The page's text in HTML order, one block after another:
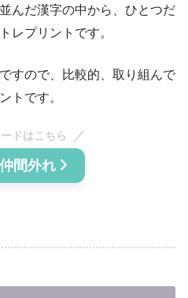
んだ漢字の中から、ひとつだ
レプリントです。
すので、比較的、取り組んで
トです。
ドはこちら
間外れ